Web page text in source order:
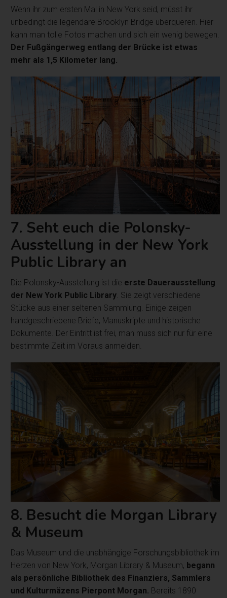
Wenn ihr zum ersten Mal in New York seid, müsst ihr
unbedingt die legendäre Brooklyn Bridge überqueren. Hier
kann man tolle Fotos machen und sich ein wenig bewegen.
Der Fußgängerweg entlang der Brücke ist etwas
mehr als 1,5 Kilometer lang.
7. Seht euch die Polonsky-
Ausstellung in der New York
Public Library an
Die Polonsky-Ausstellung ist die erste Dauerausstellung
der New York Public Library. Sie zeigt verschiedene
Stücke aus einer seltenen Sammlung. Einige zeigen
handgeschriebene Briefe, Manuskripte und historische
Dokumente. Der Eintritt ist frei, man muss sich nur für eine
bestimmte Zeit im Voraus anmelden.
8. Besucht die Morgan Library
& Museum
Das Museum und die unabhängige Forschungsbibliothek im
Herzen von New York, Morgan Library & Museum, begann
als persönliche Bibliothek des Finanziers, Sammlers
und Kulturmäzens Pierpont Morgan. Bereits 1890